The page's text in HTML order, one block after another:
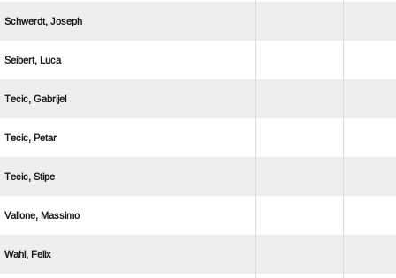
 
 
 
 
 
 
 